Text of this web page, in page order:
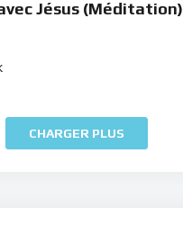
Jésus (Méditation)
CHARGER PLUS